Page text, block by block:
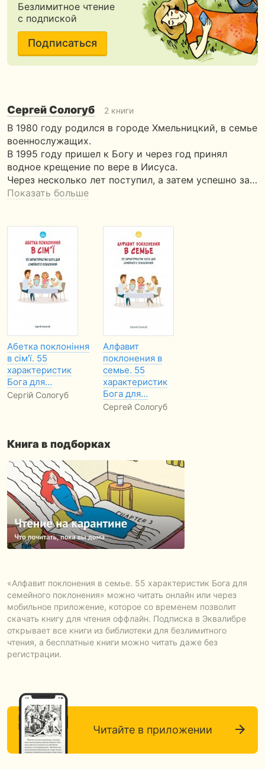
Безлимитное чтение
с подпиской
Подписаться
Сергей Сологуб 2 книги
В 1980 году родился в городе Хмельницкий, в семье
военнослужащих.
В 1995 году пришел к Богу и через год принял
водное крещение по вере в Иисуса.
Через несколько лет поступил, а затем успешно за…
Показать больше
Абетка поклоніння
в сім'ї. 55
характеристик
Бога для…
Сергій Сологуб
Алфавит
поклонения в
семье. 55
характеристик
Бога для…
Сергей Сологуб
Книга в подборках
«Алфавит поклонения в семье. 55 характеристик Бога для
семейного поклонения» можно читать онлайн или через
мобильное приложение, которое со временем позволит
скачать книгу для чтения оффлайн. Подписка в Эквалибре
открывает все книги из библиотеки для безлимитного
чтения, а бесплатные книги можно читать даже без
регистрации.
Читайте в приложении